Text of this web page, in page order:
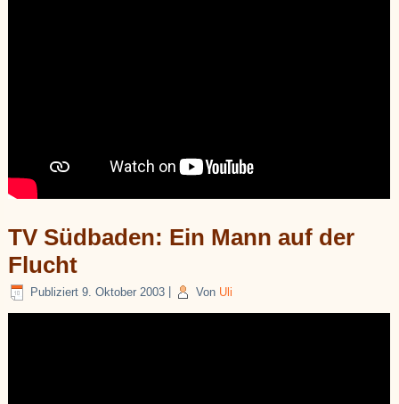
TV Südbaden: Ein Mann auf der
Flucht
Publiziert 9. Oktober 2003 Von Uli